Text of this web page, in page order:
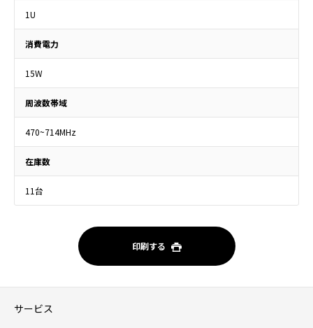
1U
消費電力
15W
周波数帯域
470~714MHz
在庫数
11台
印刷する
サービス